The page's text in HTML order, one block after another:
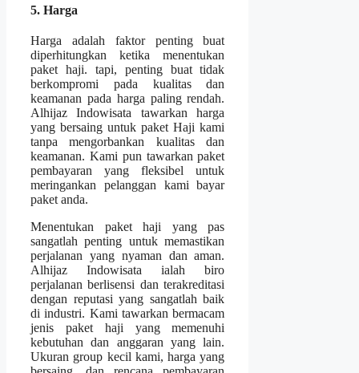
5. Harga
Harga adalah faktor penting buat
diperhitungkan ketika menentukan
paket haji. tapi, penting buat tidak
berkompromi pada kualitas dan
keamanan pada harga paling rendah.
Alhijaz Indowisata tawarkan harga
yang bersaing untuk paket Haji kami
tanpa mengorbankan kualitas dan
keamanan. Kami pun tawarkan paket
pembayaran yang fleksibel untuk
meringankan pelanggan kami bayar
paket anda.
Menentukan paket haji yang pas
sangatlah penting untuk memastikan
perjalanan yang nyaman dan aman.
Alhijaz Indowisata ialah biro
perjalanan berlisensi dan terakreditasi
dengan reputasi yang sangatlah baik
di industri. Kami tawarkan bermacam
jenis paket haji yang memenuhi
kebutuhan dan anggaran yang lain.
Ukuran group kecil kami, harga yang